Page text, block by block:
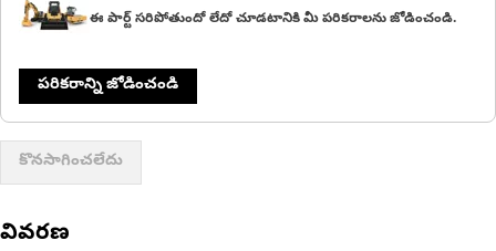
ఈ పార్ట్ సరిపోతుందో లేదో చూడటానికి మీ పరికరాలను జోడించండి.
పరికరాన్ని జోడించండి
కొనసాగించలేదు
వివరణ